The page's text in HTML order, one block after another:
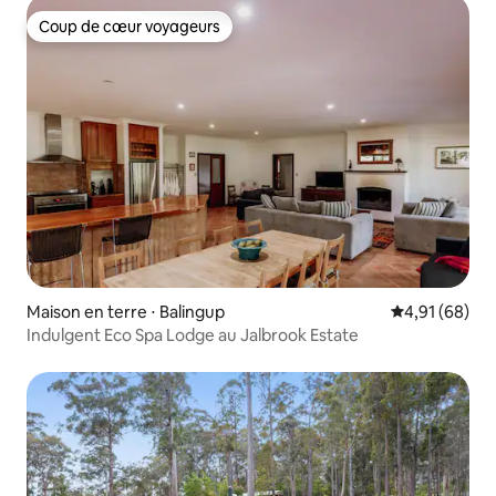
Coup de cœur voyageurs
Coup de cœur voyageurs
Maison en terre ⋅ Balingup Évaluation
4,91 (68)
Indulgent Eco Spa Lodge au Jalbrook Estate